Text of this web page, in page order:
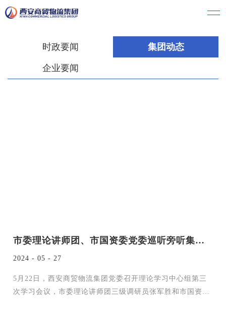
时政要闻 集团动态
企业要闻
市委理论讲师团、市国资委党委巡听旁听集团党委理论中心组学习会
2024 - 05 - 27
5月22日，西安商贸物流集团党委召开理论学习中心组第三
次学习会议，市委理论讲师团三级调研员张军胜和市国资委